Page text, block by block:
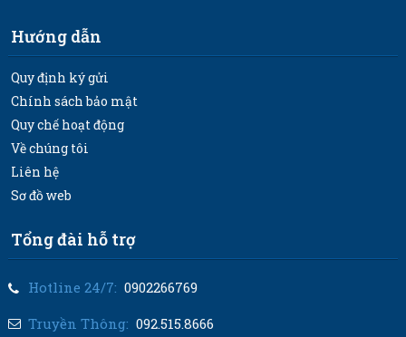
Hướng dẫn
Quy định ký gửi
Chính sách bảo mật
Quy chế hoạt động
Về chúng tôi
Liên hệ
Sơ đồ web
Tổng đài hỗ trợ
Hotline 24/7: 0902266769
Truyền Thông: 092.515.8666